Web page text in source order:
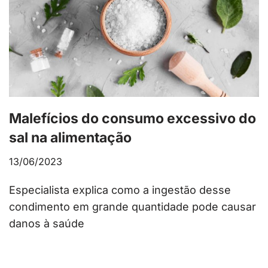
Malefícios do consumo excessivo do
sal na alimentação
13/06/2023
Especialista explica como a ingestão desse
condimento em grande quantidade pode causar
danos à saúde